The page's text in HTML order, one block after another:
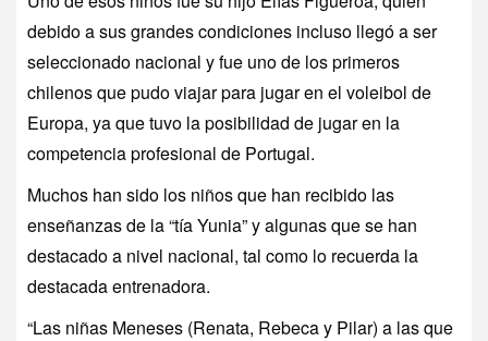
debido a sus grandes condiciones incluso llegó a ser
seleccionado nacional y fue uno de los primeros
chilenos que pudo viajar para jugar en el voleibol de
Europa, ya que tuvo la posibilidad de jugar en la
competencia profesional de Portugal.
Muchos han sido los niños que han recibido las
enseñanzas de la “tía Yunia” y algunas que se han
destacado a nivel nacional, tal como lo recuerda la
destacada entrenadora.
“Las niñas Meneses (Renata, Rebeca y Pilar) a las que